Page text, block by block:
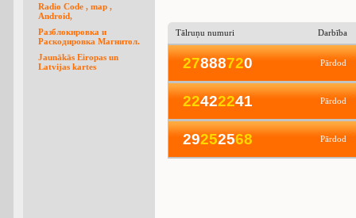
Radio Code , map ,
Android,
Разблокировка и
Раскодировка Магнитол.
Jaunākās Eiropas un
Latvijas kartes
Tālruņu numuri Darbība
27888720 Pārdod
22422241 Pārdod
29252568 Pārdod